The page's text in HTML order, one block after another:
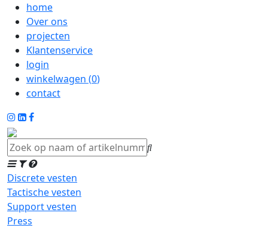
home
Over ons
projecten
Klantenservice
login
winkelwagen (0)
contact
Discrete vesten
Tactische vesten
Support vesten
Press